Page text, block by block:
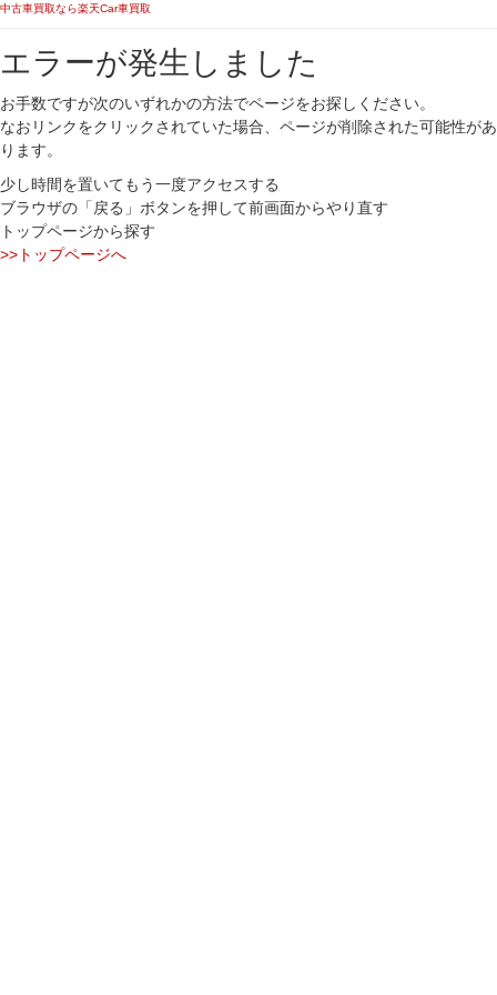
中古車買取なら楽天Car車買取
エラーが発生しました
お手数ですが次のいずれかの方法でページをお探しください。
なおリンクをクリックされていた場合、ページが削除された可能性があ
ります。
少し時間を置いてもう一度アクセスする
ブラウザの「戻る」ボタンを押して前画面からやり直す
トップページから探す
>>トップページへ